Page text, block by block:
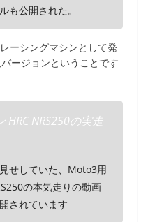
も公開された。
ーシングマシンとして発
ージョンということです
HRC NRS250の実走
せしていた、Moto3用
の本気走りの動画
されています